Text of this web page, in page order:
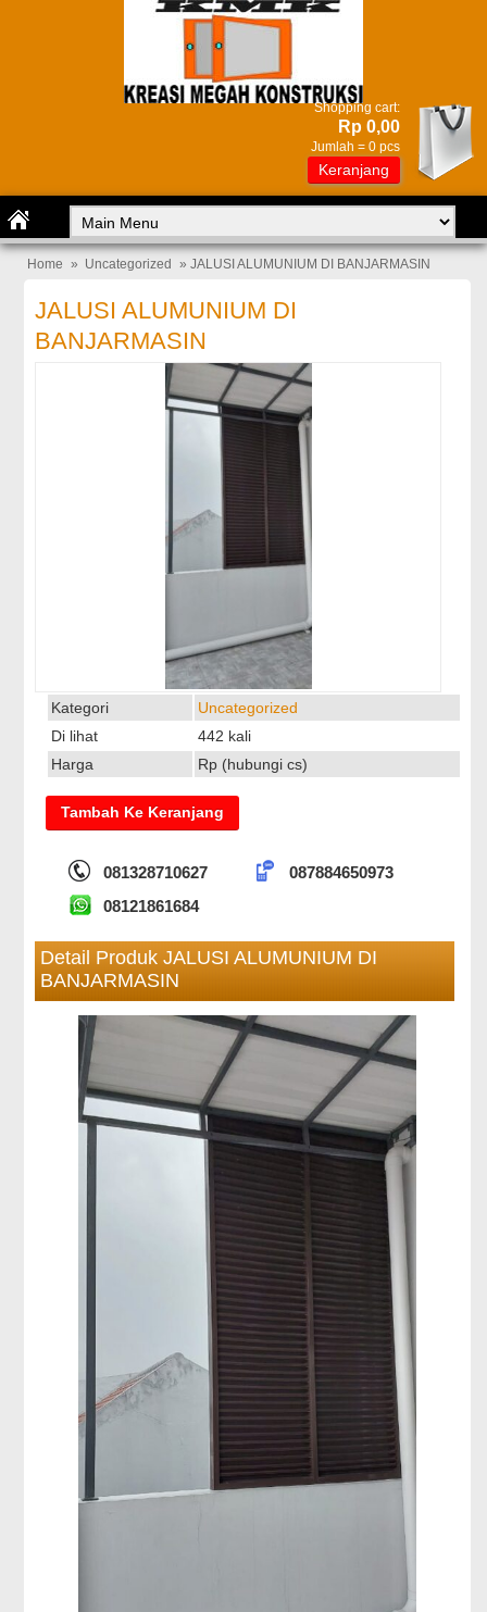
Shopping cart:
Rp 0,00
Jumlah = 0 pcs
Keranjang
Home » Uncategorized » JALUSI ALUMUNIUM DI BANJARMASIN
JALUSI ALUMUNIUM DI
BANJARMASIN
Kategori
Uncategorized
Di lihat
442 kali
Harga
Rp (hubungi cs)
081328710627
087884650973
08121861684
Detail Produk JALUSI ALUMUNIUM DI
BANJARMASIN